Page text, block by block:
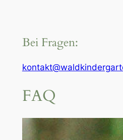
Bei Fragen:
FAQ